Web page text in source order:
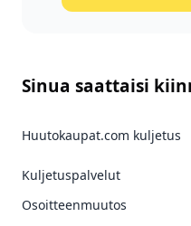
Sinua saattaisi
Huutokaupat.com kuljetus
Kuljetuspalvelut
Osoitteenmuutos